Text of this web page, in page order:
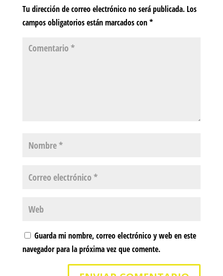
Tu dirección de correo electrónico no será publicada. Los
campos obligatorios están marcados con*
Guarda mi nombre, correo electrónico y web en este
navegador para la próxima vez que comente.